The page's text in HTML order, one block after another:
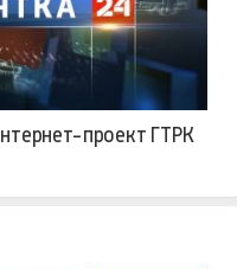
проект ГТРК